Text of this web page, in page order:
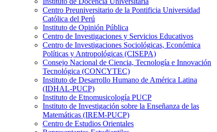
Centro Preuniversitario de la Pontificia Universidad
Católica del Perú
Instituto de Opinión Pública
Centro de Investigaciones y Servicios Educativos
Centro de Investigaciones Sociológicas, Económica
Políticas y Antropológicas (CISEPA)
Consejo Nacional de Ciencia, Tecnología e Innovación
Tecnológica (CONCYTEC)
Instituto de Desarrollo Humano de América Latina
(IDHAL-PUCP)
Instituto de Etnomusicología PUCP
Instituto de Investigación sobre la Enseñanza de las
Matemáticas (IREM-PUCP)
Centro de Estudios Orientales